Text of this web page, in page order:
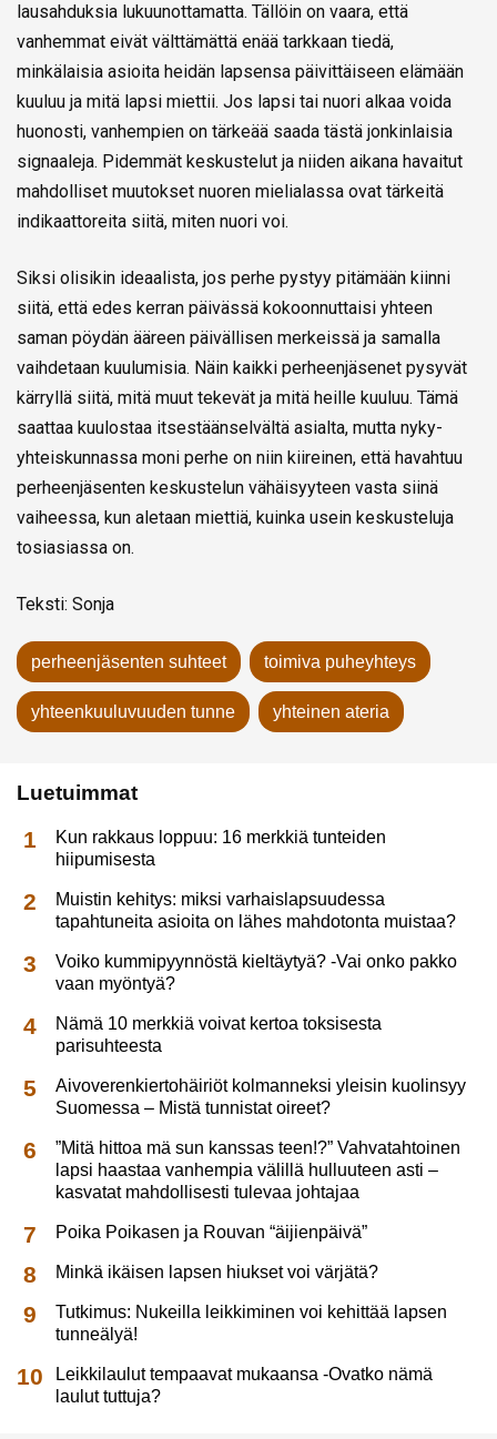
lausahduksia lukuunottamatta. Tällöin on vaara, että
vanhemmat eivät välttämättä enää tarkkaan tiedä,
minkälaisia asioita heidän lapsensa päivittäiseen elämään
kuuluu ja mitä lapsi miettii. Jos lapsi tai nuori alkaa voida
huonosti, vanhempien on tärkeää saada tästä jonkinlaisia
signaaleja. Pidemmät keskustelut ja niiden aikana havaitut
mahdolliset muutokset nuoren mielialassa ovat tärkeitä
indikaattoreita siitä, miten nuori voi.
Siksi olisikin ideaalista, jos perhe pystyy pitämään kiinni
siitä, että edes kerran päivässä kokoonnuttaisi yhteen
saman pöydän ääreen päivällisen merkeissä ja samalla
vaihdetaan kuulumisia. Näin kaikki perheenjäsenet pysyvät
kärryllä siitä, mitä muut tekevät ja mitä heille kuuluu. Tämä
saattaa kuulostaa itsestäänselvältä asialta, mutta nyky-
yhteiskunnassa moni perhe on niin kiireinen, että havahtuu
perheenjäsenten keskustelun vähäisyyteen vasta siinä
vaiheessa, kun aletaan miettiä, kuinka usein keskusteluja
tosiasiassa on.
Teksti: Sonja
perheenjäsenten suhteet toimiva puheyhteys
yhteenkuuluvuuden tunne yhteinen ateria
Luetuimmat
Kun rakkaus loppuu: 16 merkkiä tunteiden
hiipumisesta
Muistin kehitys: miksi varhaislapsuudessa
tapahtuneita asioita on lähes mahdotonta muistaa?
Voiko kummipyynnöstä kieltäytyä? -Vai onko pakko
vaan myöntyä?
Nämä 10 merkkiä voivat kertoa toksisesta
parisuhteesta
Aivoverenkiertohäiriöt kolmanneksi yleisin kuolinsyy
Suomessa – Mistä tunnistat oireet?
”Mitä hittoa mä sun kanssas teen!?” Vahvatahtoinen
lapsi haastaa vanhempia välillä hulluuteen asti –
kasvatat mahdollisesti tulevaa johtajaa
Poika Poikasen ja Rouvan “äijienpäivä”
Minkä ikäisen lapsen hiukset voi värjätä?
Tutkimus: Nukeilla leikkiminen voi kehittää lapsen
tunneälyä!
Leikkilaulut tempaavat mukaansa -Ovatko nämä
laulut tuttuja?